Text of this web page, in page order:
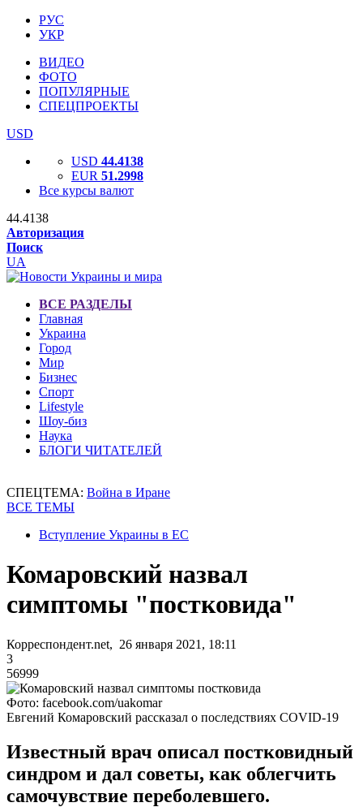
РУС
УКР
ВИДЕО
ФОТО
ПОПУЛЯРНЫЕ
СПЕЦПРОЕКТЫ
USD
USD 44.4138
EUR 51.2998
Все курсы валют
44.4138
Авторизация
Поиск
UA
ВСЕ РАЗДЕЛЫ
Главная
Украина
Город
Мир
Бизнес
Спорт
Lifestyle
Шоу-биз
Наука
БЛОГИ ЧИТАТЕЛЕЙ
СПЕЦТЕМА: Война в Иране
ВСЕ ТЕМЫ
Вступление Украины в ЕС
Комаровский назвал
симптомы "постковида"
Корреспондент.net, 26 января 2021, 18:11
3
56999
Фото: facebook.com/uakomar
Евгений Комаровский рассказал о последствиях COVID-19
Известный врач описал постковидный
синдром и дал советы, как облегчить
самочувствие переболевшего.